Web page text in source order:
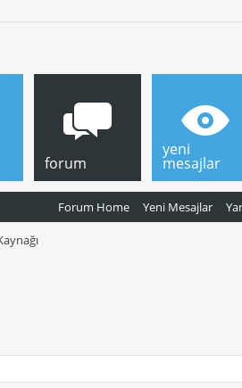
forum
Forum Home Yeni Mesajlar
yeni
mesajlar